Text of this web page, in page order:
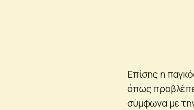
Επίσης η
όπως
σύμφωνα με